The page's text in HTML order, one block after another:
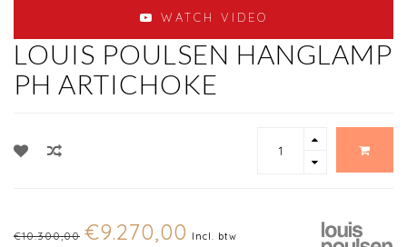
WATCH VIDEO
LOUIS POULSEN HANGLAMP
PH ARTICHOKE
€10.300,00 €9.270,00 Incl. btw